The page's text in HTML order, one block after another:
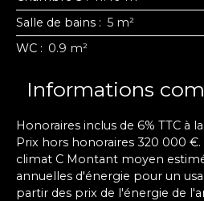
Salle de bains : 5 m²
WC : 0.9 m²
Informations
Honoraires inclus de 6% TTC à
Prix hors honoraires 320 000 €.
climat C Montant moyen
annuelles d'énergie pour un
partir des prix de l'énergie de